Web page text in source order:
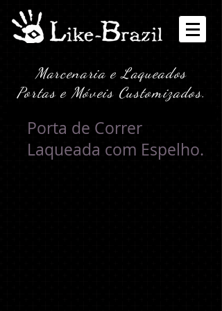
Marcenaria e Laqueados
Portas e Móveis Customizados.
Porta de Correr
Laqueada com Espelho.